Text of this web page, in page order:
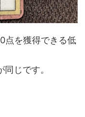
点を獲得できる低
じです。